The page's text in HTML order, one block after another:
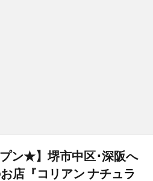
プン★】堺市中区･深阪へ
店『コリアン ナチュラ